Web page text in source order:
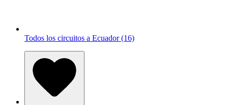
Todos los circuitos a Ecuador (16)